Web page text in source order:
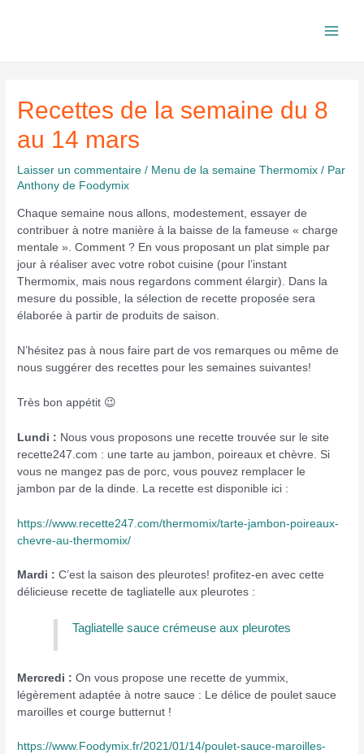
Recettes de la semaine du 8
au 14 mars
Laisser un commentaire / Menu de la semaine Thermomix / Par
Anthony de Foodymix
Chaque semaine nous allons, modestement, essayer de
contribuer à notre manière à la baisse de la fameuse « charge
mentale ». Comment ? En vous proposant un plat simple par
jour à réaliser avec votre robot cuisine (pour l’instant
Thermomix, mais nous regardons comment élargir). Dans la
mesure du possible, la sélection de recette proposée sera
élaborée à partir de produits de saison.
N’hésitez pas à nous faire part de vos remarques ou même de
nous suggérer des recettes pour les semaines suivantes!
Très bon appétit 😉
Lundi : Nous vous proposons une recette trouvée sur le site
recette247.com : une tarte au jambon, poireaux et chèvre. Si
vous ne mangez pas de porc, vous pouvez remplacer le
jambon par de la dinde. La recette est disponible ici :
https://www.recette247.com/thermomix/tarte-jambon-poireaux-
chevre-au-thermomix/
Mardi : C’est la saison des pleurotes! profitez-en avec cette
délicieuse recette de tagliatelle aux pleurotes :
Tagliatelle sauce crémeuse aux pleurotes
Mercredi : On vous propose une recette de yummix,
légèrement adaptée à notre sauce : Le délice de poulet sauce
maroilles et courge butternut !
https://www.Foodymix.fr/2021/01/14/poulet-sauce-maroilles-